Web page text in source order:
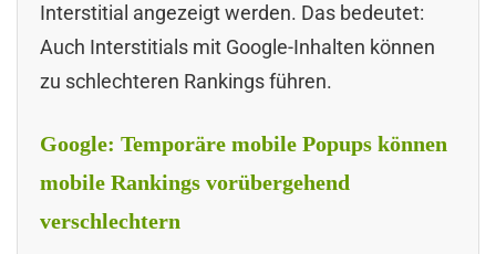
Interstitial angezeigt werden. Das bedeutet:
Auch Interstitials mit Google-Inhalten können
zu schlechteren Rankings führen.
Google: Temporäre mobile Popups können
mobile Rankings vorübergehend
verschlechtern